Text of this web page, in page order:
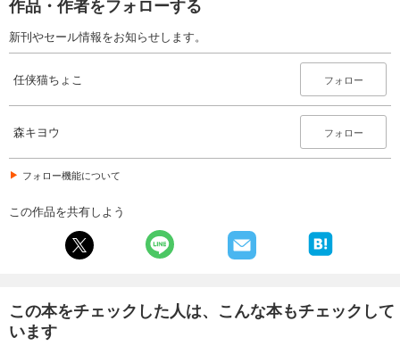
作品・作者をフォローする
新刊やセール情報をお知らせします。
任侠猫ちょこ フォロー
森キヨウ フォロー
フォロー機能について
この作品を共有しよう
この本をチェックした人は、こんな本もチェックして
います